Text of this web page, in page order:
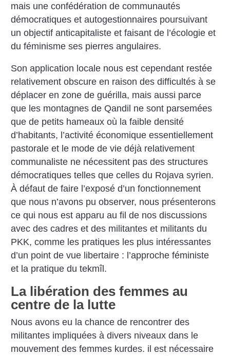
mais une confédération de communautés
démocratiques et autogestionnaires poursuivant
un objectif anticapitaliste et faisant de l’écologie et
du féminisme ses pierres angulaires.
Son application locale nous est cependant restée
relativement obscure en raison des difficultés à se
déplacer en zone de guérilla, mais aussi parce
que les montagnes de Qandil ne sont parsemées
que de petits hameaux où la faible densité
d’habitants, l’activité économique essentiellement
pastorale et le mode de vie déjà rela­tivement
communaliste ne nécessitent pas des structures
démocratiques telles que celles du Rojava syrien.
À défaut de faire l’exposé d’un fonctionnement
que nous n’avons pu observer, nous présenterons
ce qui nous est apparu au fil de nos discussions
avec des cadres et des militantes et militants du
PKK, comme les pratiques les plus intéressantes
d’un point de vue libertaire : l’approche féministe
et la pratique du tekmîl.
La libération des femmes au
centre de la lutte
Nous avons eu la chance de rencontrer des
militantes impliquées à divers niveaux dans le
mouvement des femmes kurdes. il est nécessaire